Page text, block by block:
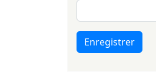
Enregistrer